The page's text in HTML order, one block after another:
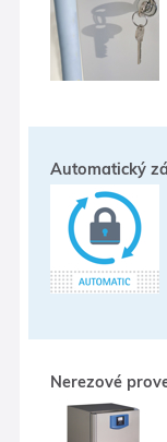
Automatický
Nerezové